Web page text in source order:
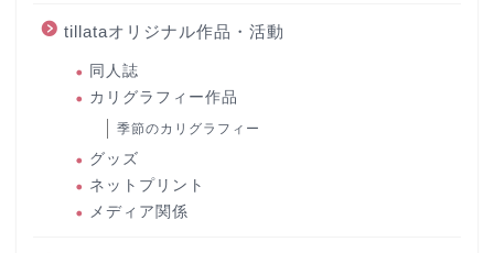
tillataオリジナル作品・活動
同人誌
カリグラフィー作品
季節のカリグラフィー
グッズ
ネットプリント
メディア関係